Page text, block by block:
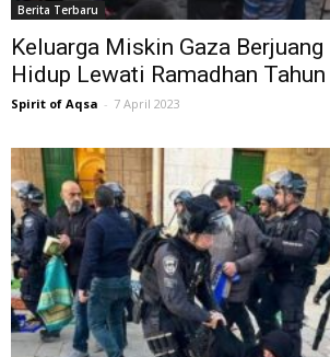
Berita Terbaru
Keluarga Miskin Gaza Berjuang
Hidup Lewati Ramadhan
Spirit of Aqsa - 7 April 2023